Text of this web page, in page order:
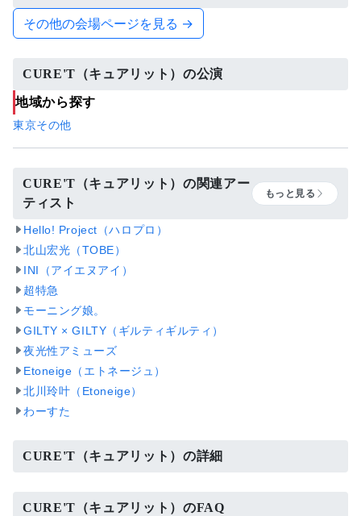
その他の会場ページを見る →
CURE'T（キュアリット）の公演
地域から探す
東京その他
CURE'T（キュアリット）の関連アー
ティスト
もっと見る
Hello! Project（ハロプロ）
北山宏光（TOBE）
INI（アイエヌアイ）
超特急
モーニング娘。
GILTY × GILTY（ギルティギルティ）
夜光性アミューズ
Etoneige（エトネージュ）
北川玲叶（Etoneige）
わーすた
CURE'T（キュアリット）の詳細
CURE'T（キュアリット）のFAQ